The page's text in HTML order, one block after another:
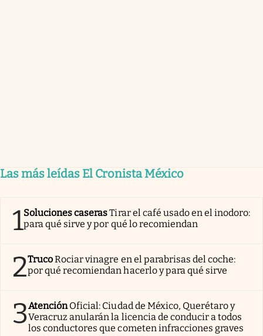
Las más leídas El Cronista México
1Soluciones caserasTirar el café usado en el inodoro:
para qué sirve y por qué lo recomiendan
2TrucoRociar vinagre en el parabrisas del coche:
por qué recomiendan hacerlo y para qué sirve
3AtenciónOficial: Ciudad de México, Querétaro y
Veracruz anularán la licencia de conducir a todos
los conductores que cometen infracciones graves